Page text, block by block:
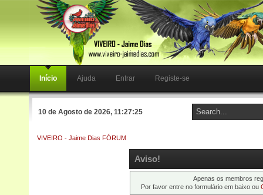
Início Ajuda Entrar Registe-se
10 de Agosto de 2026, 11:27:25
VIVEIRO - Jaime Dias FÓRUM
Aviso!
Apenas os membros
Por favor entre no formulário em baixo ou